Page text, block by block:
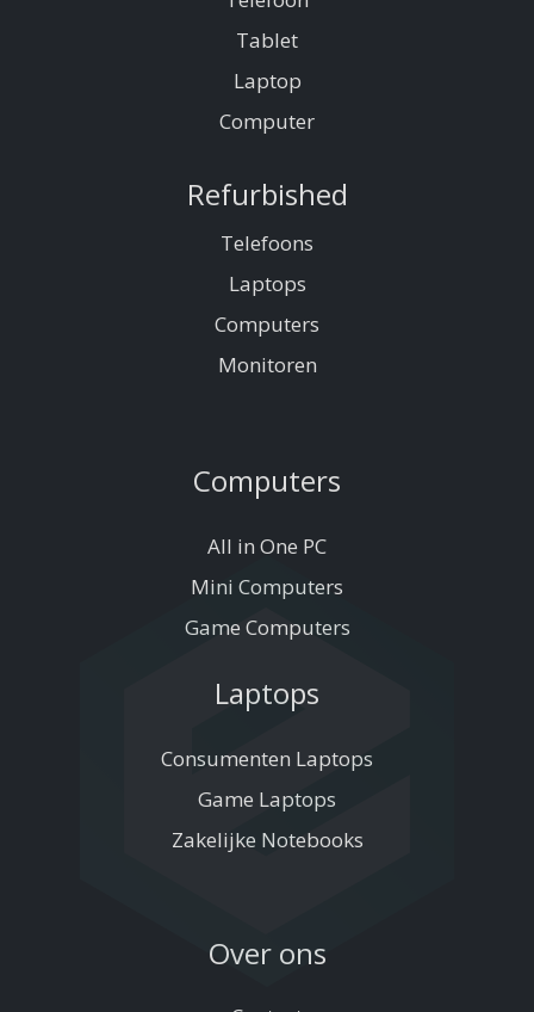
Tablet
Laptop
Computer
Refurbished
Telefoons
Laptops
Computers
Monitoren
Computers
All in One PC
Mini Computers
Game Computers
Laptops
Consumenten Laptops
Game Laptops
Zakelijke Notebooks
Over ons